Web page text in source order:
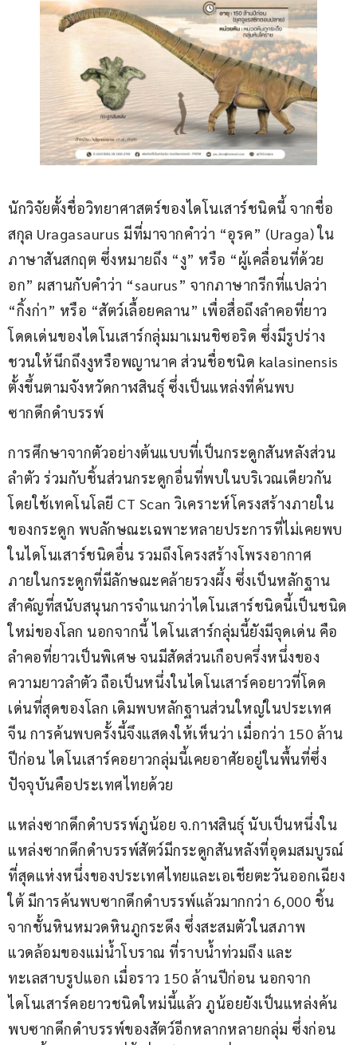
นักวิจัยตั้งชื่อวิทยาศาสตร์ของไดโนเสาร์ชนิดนี้ จากชื่อ
สกุล Uragasaurus มีที่มาจากคำว่า “อุรค” (Uraga) ใน
ภาษาสันสกฤต ซึ่งหมายถึง “งู” หรือ “ผู้เคลื่อนที่ด้วย
อก” ผสานกับคำว่า “saurus” จากภาษากรีกที่แปลว่า
“กิ้งก่า” หรือ “สัตว์เลื้อยคลาน” เพื่อสื่อถึงลำคอที่ยาว
โดดเด่นของไดโนเสาร์กลุ่มมาเมนชิซอริด ซึ่งมีรูปร่าง
ชวนให้นึกถึงงูหรือพญานาค ส่วนชื่อชนิด kalasinensis
ตั้งขึ้นตามจังหวัดกาฬสินธุ์ ซึ่งเป็นแหล่งที่ค้นพบ
ซากดึกดำบรรพ์
การศึกษาจากตัวอย่างต้นแบบที่เป็นกระดูกสันหลังส่วน
ลำตัว ร่วมกับชิ้นส่วนกระดูกอื่นที่พบในบริเวณเดียวกัน
โดยใช้เทคโนโลยี CT Scan วิเคราะห์โครงสร้างภายใน
ของกระดูก พบลักษณะเฉพาะหลายประการที่ไม่เคยพบ
ในไดโนเสาร์ชนิดอื่น รวมถึงโครงสร้างโพรงอากาศ
ภายในกระดูกที่มีลักษณะคล้ายรวงผึ้ง ซึ่งเป็นหลักฐาน
สำคัญที่สนับสนุนการจำแนกว่าไดโนเสาร์ชนิดนี้เป็นชนิด
ใหม่ของโลก นอกจากนี้ ไดโนเสาร์กลุ่มนี้ยังมีจุดเด่น คือ
ลำคอที่ยาวเป็นพิเศษ จนมีสัดส่วนเกือบครึ่งหนึ่งของ
ความยาวลำตัว ถือเป็นหนึ่งในไดโนเสาร์คอยาวที่โดด
เด่นที่สุดของโลก เดิมพบหลักฐานส่วนใหญ่ในประเทศ
จีน การค้นพบครั้งนี้จึงแสดงให้เห็นว่า เมื่อกว่า 150 ล้าน
ปีก่อน ไดโนเสาร์คอยาวกลุ่มนี้เคยอาศัยอยู่ในพื้นที่ซึ่ง
ปัจจุบันคือประเทศไทยด้วย
แหล่งซากดึกดำบรรพ์ภูน้อย จ.กาฬสินธุ์ นับเป็นหนึ่งใน
แหล่งซากดึกดำบรรพ์สัตว์มีกระดูกสันหลังที่อุดมสมบูรณ์
ที่สุดแห่งหนึ่งของประเทศไทยและเอเชียตะวันออกเฉียง
ใต้ มีการค้นพบซากดึกดำบรรพ์แล้วมากกว่า 6,000 ชิ้น
จากชั้นหินหมวดหินภูกระดึง ซึ่งสะสมตัวในสภาพ
แวดล้อมของแม่น้ำโบราณ ที่ราบน้ำท่วมถึง และ
ทะเลสาบรูปแอก เมื่อราว 150 ล้านปีก่อน นอกจาก
ไดโนเสาร์คอยาวชนิดใหม่นี้แล้ว ภูน้อยยังเป็นแหล่งค้น
พบซากดึกดำบรรพ์ของสัตว์อีกหลากหลายกลุ่ม ซึ่งก่อน